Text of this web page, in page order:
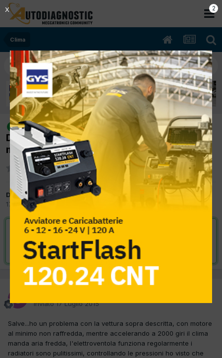
Clima
risolto
[Ford Fiesta 11/2011 1.4cc KVJA 51Kw
Diesel] climatizzatore non funziona con
motore al minimo
Da corrado
17 Luglio 2015in
VAI ALLA SOLUZIONE
Risolta da corrado,27 Luglio 2015
Inviato17 Luglio 2015
Salve...ho un problema con la vettura sopra descritta, con motore
al minimo non raffredda, mentre accelerando a 2000 giri il clima
manda aria fredda, l'elettroventola funziona regolarmente i
radiatori sono pulitissimi, controllando le pressioni ho visto che
2
X